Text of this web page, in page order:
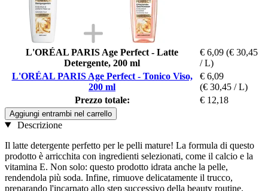
L'ORÉAL PARIS Age Perfect - Latte
Detergente, 200 ml
€ 6,09 (€ 30,45
/ L)
L'ORÉAL PARIS Age Perfect - Tonico Viso,
200 ml
€ 6,09
(€ 30,45 / L)
Prezzo totale:
€ 12,18
Aggiungi entrambi nel carrello
Descrizione
Il latte detergente perfetto per le pelli mature! La formula di questo
prodotto è arricchita con ingredienti selezionati, come il calcio e la
vitamina E. Non solo: questo prodotto idrata anche la pelle,
rendendola più soda. Infine, rimuove delicatamente il trucco,
preparando l'incarnato allo step successivo della beauty routine.